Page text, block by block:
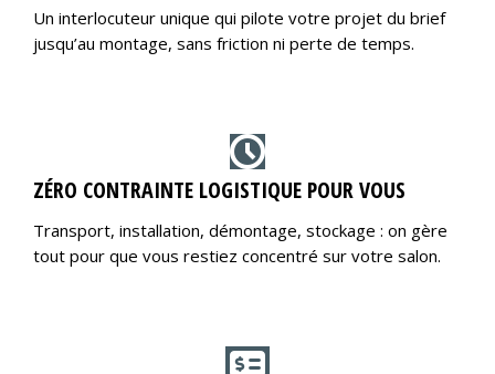
Un interlocuteur unique qui pilote votre projet du brief
jusqu’au montage, sans friction ni perte de temps.
ZÉRO CONTRAINTE LOGISTIQUE POUR VOUS
Transport, installation, démontage, stockage : on gère
tout pour que vous restiez concentré sur votre salon.